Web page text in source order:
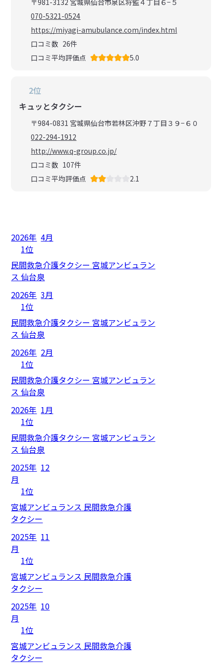
〒981-3132 宮城県仙台市泉区将監４丁目６−５
070-5321-0524
https://miyagi-amubulance.com/index.html
口コミ数 26件
口コミ平均評価点
5.0
2位
キュッとタクシー
〒984-0831 宮城県仙台市若林区沖野７丁目３９−６０
022-294-1912
http://www.q-group.co.jp/
口コミ数 107件
口コミ平均評価点
2.1
2026年 4月
1位
民間救急介護タクシー 宮城アンビュラン
ス 仙台泉
2026年 3月
1位
民間救急介護タクシー 宮城アンビュラン
ス 仙台泉
2026年 2月
1位
民間救急介護タクシー 宮城アンビュラン
ス 仙台泉
2026年 1月
1位
民間救急介護タクシー 宮城アンビュラン
ス 仙台泉
2025年 12
月
1位
宮城アンビュランス 民間救急介護
タクシー
2025年 11
月
1位
宮城アンビュランス 民間救急介護
タクシー
2025年 10
月
1位
宮城アンビュランス 民間救急介護
タクシー